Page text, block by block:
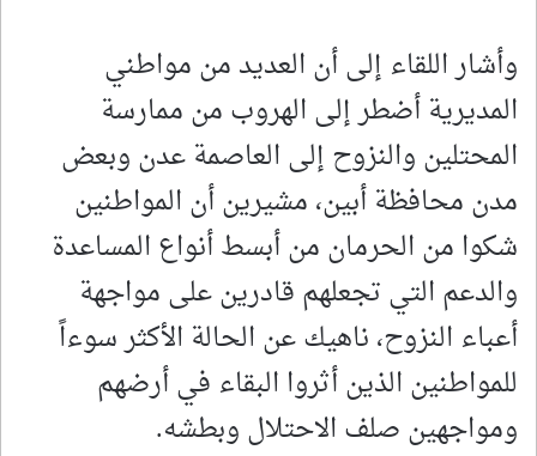
وأشار اللقاء إلى أن العديد من مواطني
المديرية أضطر إلى الهروب من ممارسة
المحتلين والنزوح إلى العاصمة عدن وبعض
مدن محافظة أبين، مشيرين أن المواطنين
شكوا من الحرمان من أبسط أنواع المساعدة
والدعم التي تجعلهم قادرين على مواجهة
أعباء النزوح، ناهيك عن الحالة الأكثر سوءاً
للمواطنين الذين أثروا البقاء في أرضهم
ومواجهين صلف الاحتلال وبطشه.